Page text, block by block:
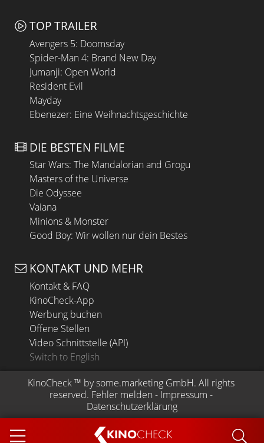
KINOCHECK
TOP TRAILER
Avengers 5: Doomsday
Spider-Man 4: Brand New Day
Jumanji: Open World
Resident Evil
Mayday
Ebenezer: Eine Weihnachtsgeschichte
DIE BESTEN FILME
Star Wars: The Mandalorian and Grogu
Masters of the Universe
Die Odyssee
Vaiana
Minions & Monster
Good Boy: Wir wollen nur dein Bestes
KONTAKT UND MEHR
Kontakt & FAQ
KinoCheck-App
Werbung buchen
Offene Stellen
Video Schnittstelle (API)
Switch to English
KinoCheck ™ by some.marketing GmbH. All rights
reserved. Fehler melden - Impressum -
Datenschutzerklärung